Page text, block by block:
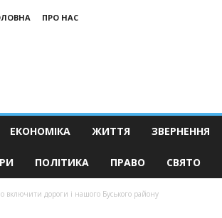
ПРО НАС
ЕКОНОМІКА ЖИТТЯ ЗВЕРНЕННЯ
ПОЛІТИКА ПРАВО СВЯТО
включити дороги і нашого Буського району